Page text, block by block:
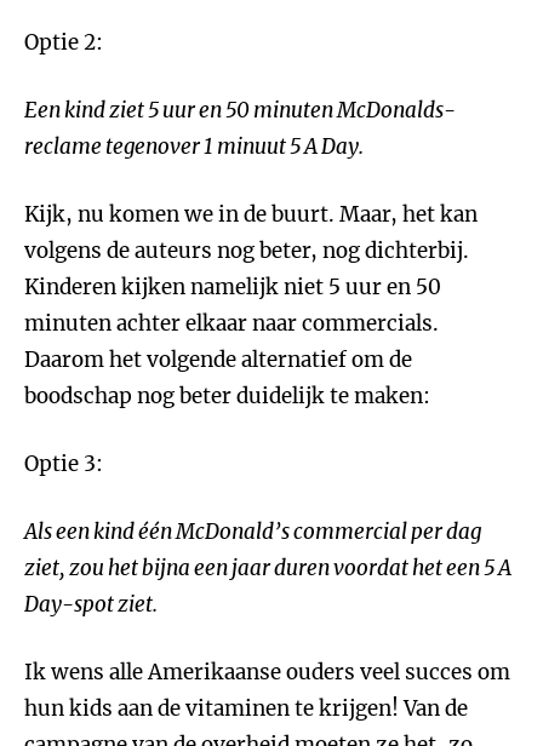
Optie 2:
Een kind ziet 5 uur en 50 minuten McDonalds-
reclame tegenover 1 minuut 5 A Day.
Kijk, nu komen we in de buurt. Maar, het kan
volgens de auteurs nog beter, nog dichterbij.
Kinderen kijken namelijk niet 5 uur en 50
minuten achter elkaar naar commercials.
Daarom het volgende alternatief om de
boodschap nog beter duidelijk te maken:
Optie 3:
Als een kindéén McDonald’s commercial per dag
ziet, zou het bijna een jaar duren voordat het een 5 A
Day-spot ziet.
Ik wens alle Amerikaanse ouders veel succes om
hun kids aan de vitaminen te krijgen! Van de